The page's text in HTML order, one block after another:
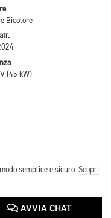
Bicolore
(45 kW)
semplice e sicuro. Scopri
AVVIA CHAT